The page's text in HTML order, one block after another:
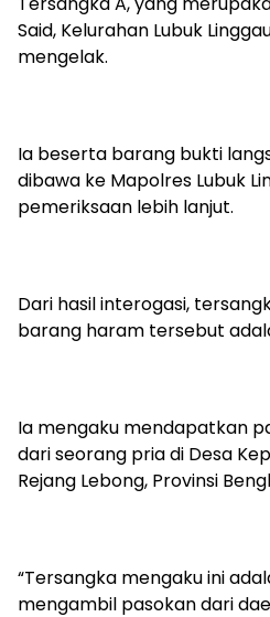
Said, Kelurahan Lubuk
mengelak.
Ia beserta barang bukti
dibawa ke Mapolres Lubuk
pemeriksaan lebih lanjut.
Dari hasil interogasi,
barang haram tersebut
Ia mengaku mendapatkan
dari seorang pria di Desa
Rejang Lebong, Provinsi
“Tersangka mengaku ini
mengambil pasokan dari